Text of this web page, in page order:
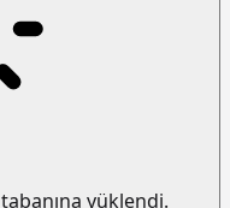
yüklendi.